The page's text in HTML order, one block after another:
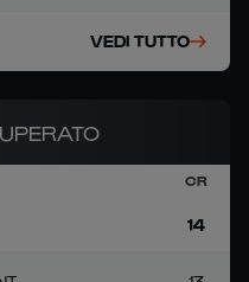
VEDI TUTTO
CR
14